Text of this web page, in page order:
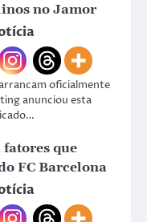
no Jamor
oficialmente
anunciou esta
que
FC Barcelona